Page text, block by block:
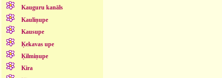
Kauguru kanāls
Kauliņupe
Kausupe
Ķekavas upe
Ķilmiņupe
Kira